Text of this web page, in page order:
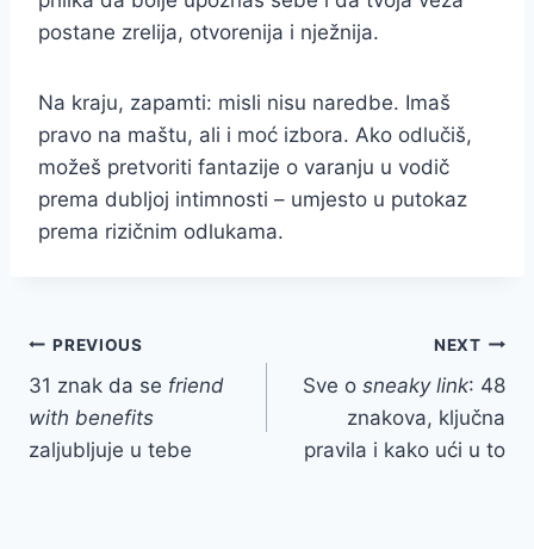
postane zrelija, otvorenija i nježnija.
Na kraju, zapamti: misli nisu naredbe. Imaš
pravo na maštu, ali i moć izbora. Ako odlučiš,
možeš pretvoriti fantazije o varanju u vodič
prema dubljoj intimnosti – umjesto u putokaz
prema rizičnim odlukama.
Post
navigation
PREVIOUS
31 znak da se friend
with benefits
zaljubljuje u tebe
NEXT
Sve o sneaky link: 48
znakova, ključna
pravila i kako ući u to